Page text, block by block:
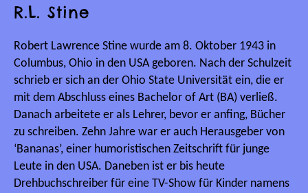
R.L. Stine
Robert Lawrence Stine wurde am 8. Oktober 1943 in
Columbus, Ohio in den USA geboren. Nach der Schulzeit
schrieb er sich an der Ohio State Universität ein, die er
mit dem Abschluss eines Bachelor of Art (BA) verließ.
Danach arbeitete er als Lehrer, bevor er anfing, Bücher
zu schreiben. Zehn Jahre war er auch Herausgeber von
‘Bananas’, einer humoristischen Zeitschrift für junge
Leute in den USA. Daneben ist er bis heute
Drehbuchschreiber für eine TV-Show für Kinder namens